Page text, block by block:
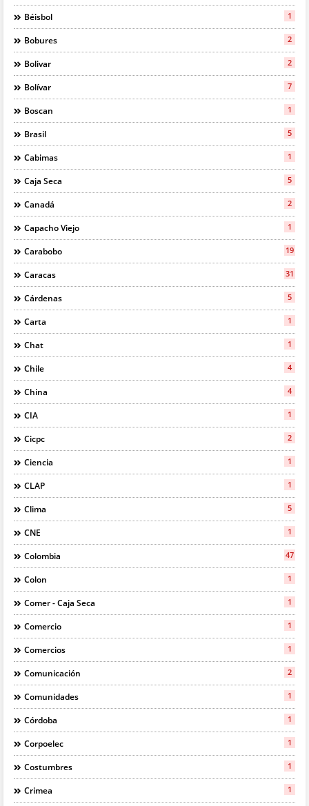
Béisbol 1
Bobures 2
Bolivar 2
Bolívar 7
Boscan 1
Brasil 5
Cabimas 1
Caja Seca 5
Canadá 2
Capacho Viejo 1
Carabobo 19
Caracas 31
Cárdenas 5
Carta 1
Chat 1
Chile 4
China 4
CIA 1
Cicpc 2
Ciencia 1
CLAP 1
Clima 5
CNE 1
Colombia 47
Colon 1
Comer - Caja Seca 1
Comercio 1
Comercios 1
Comunicación 2
Comunidades 1
Córdoba 1
Corpoelec 1
Costumbres 1
Crimea 1